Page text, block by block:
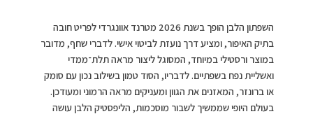
השפתון הלבן הופך בשנת 2026 מטרנד אוונגרדי לפריט חובה
בתיק האיפור, ומציע דרך נועזת לביטוי אישי. לדברי שחף, מדובר
במוצר ורסטילי במיוחד, המסוגל ליצור מראה תלת־ממדי
ואשליית נפח בשפתיים. לדבריו, הסוד טמון בשילוב נכון עם סומק
או ברונזר, המאזנים את הגוון ומעניקים מראה הרמוני ומעודכן.
בעולם היופי שממשיך לשבור מוסכמות, הליפסטיק הלבן עושה